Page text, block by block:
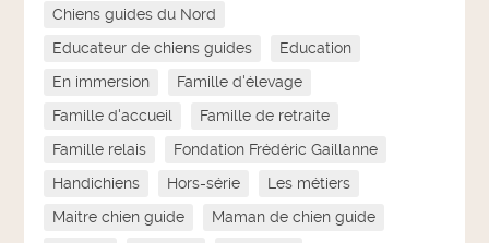
Chiens guides du Nord
Educateur de chiens guides
Education
En immersion
Famille d'élevage
Famille d'accueil
Famille de retraite
Famille relais
Fondation Frédéric Gaillanne
Handichiens
Hors-série
Les métiers
Maitre chien guide
Maman de chien guide